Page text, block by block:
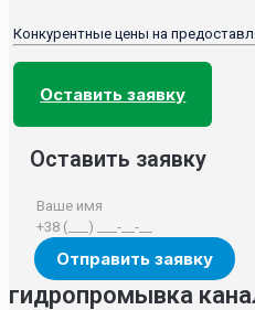
Конкурентные цены на
Оставить заявку
Оставить заявку
гидропромывка